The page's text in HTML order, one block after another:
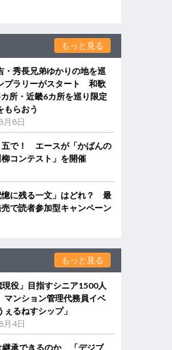
もっと見る
・秀長兄弟ゆかりの地を巡
プラリーがスタート 和歌
所・近畿6カ所を巡り限定
もらおう
月8日
五で！ エースが「かばんの
コンテスト」を開催
憶に残る一文」はどれ？ 最
で読者参加型キャンペーン
もっと見る
現役」目指すシニア1500人
ンション管理代務員イベ
ぇるねすシップ」
月4日
継承できるのか 「デジブ